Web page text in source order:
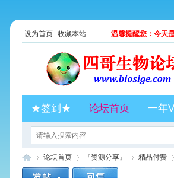
设为首页 收藏本站 温馨提醒您：今天
★签到★ 论坛首页 一年
论坛首页 『资源分享』 精品付费